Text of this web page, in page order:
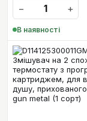
−
+
В наявності